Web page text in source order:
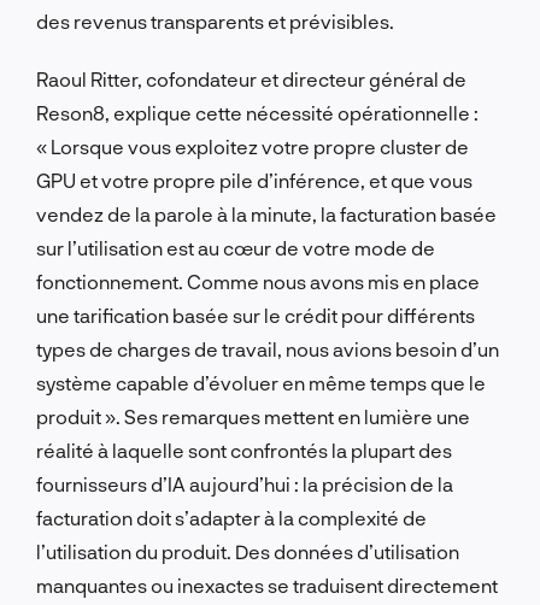
des revenus transparents et prévisibles.
Raoul Ritter, cofondateur et directeur général de
Reson8, explique cette nécessité opérationnelle :
« Lorsque vous exploitez votre propre cluster de
GPU et votre propre pile d’inférence, et que vous
vendez de la parole à la minute, la facturation basée
sur l’utilisation est au cœur de votre mode de
fonctionnement. Comme nous avons mis en place
une tarification basée sur le crédit pour différents
types de charges de travail, nous avions besoin d’un
système capable d’évoluer en même temps que le
produit ». Ses remarques mettent en lumière une
réalité à laquelle sont confrontés la plupart des
fournisseurs d’IA aujourd’hui : la précision de la
facturation doit s’adapter à la complexité de
l’utilisation du produit. Des données d’utilisation
manquantes ou inexactes se traduisent directement